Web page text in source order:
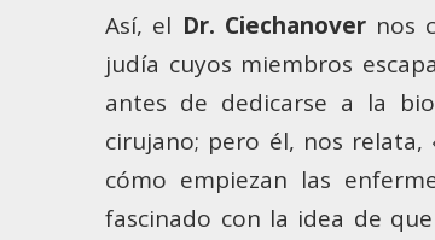
Así, el Dr. Ciechanovernos
judía cuyos miembros
antes de dedicarse a la
cirujano; pero él, nos relata,
cómo empiezan las
fascinado con la idea de